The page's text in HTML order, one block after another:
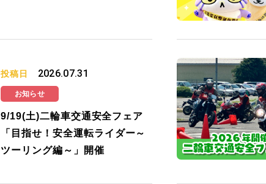
投稿日 2026.07.31
お知らせ
9/19(土)二輪車交通安全フェア
「目指せ！安全運転ライダー～
ツーリング編～」開催